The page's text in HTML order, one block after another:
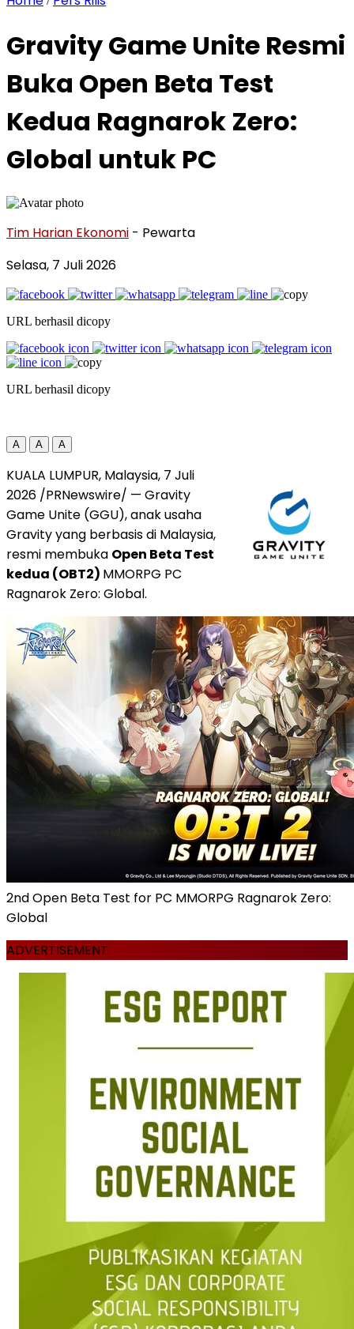
Gravity Game Unite Resmi
Buka Open Beta Test
Kedua Ragnarok Zero:
Global untuk PC
Tim Harian Ekonomi - Pewarta
Selasa, 7 Juli 2026
URL berhasil dicopy
URL berhasil dicopy
A A A
KUALA LUMPUR, Malaysia, 7 Juli
2026 /PRNewswire/ — Gravity
Game Unite (GGU), anak usaha
Gravity yang berbasis di Malaysia,
resmi membuka Open Beta Test
kedua (OBT2) MMORPG PC
Ragnarok Zero: Global.
2nd Open Beta Test for PC MMORPG Ragnarok Zero:
Global
ADVERTISEMENT